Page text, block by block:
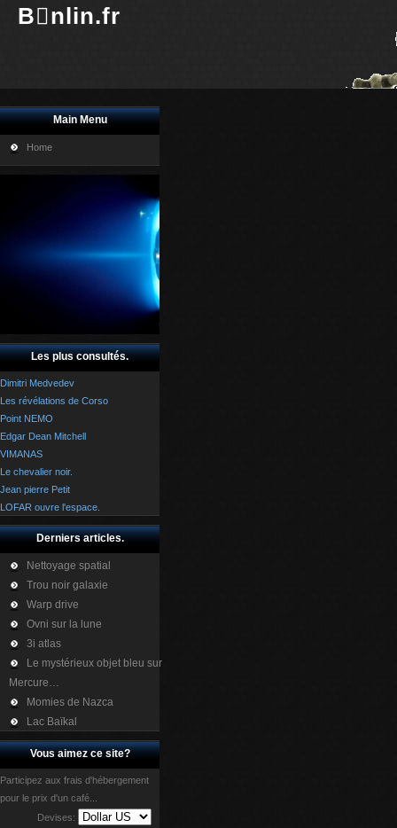
Bnlin.fr
Main Menu
Home
Les plus consultés.
Dimitri Medvedev
Les révélations de Corso
Point NEMO
Edgar Dean Mitchell
VIMANAS
Le chevalier noir.
Jean pierre Petit
LOFAR ouvre l'espace.
Derniers articles.
Nettoyage spatial
Trou noir galaxie
Warp drive
Ovni sur la lune
3i atlas
Le mystérieux objet bleu sur
Mercure…
Momies de Nazca
Lac Baïkal
Vous aimez ce site?
Participez aux frais d'hébergement
pour le prix d'un café...
Devises: